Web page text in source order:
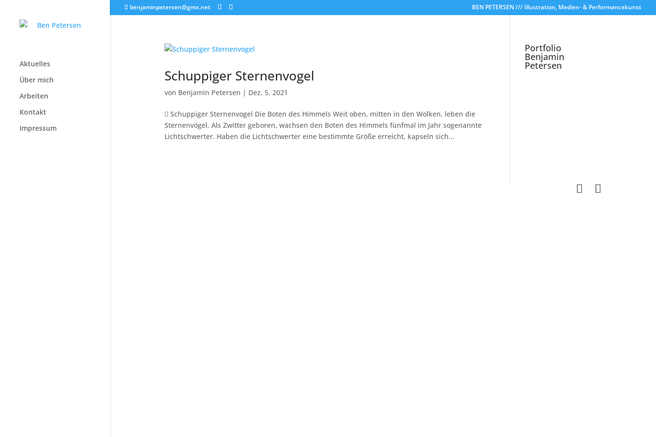
benjaminpetersen@gmx.net BEN PETERSEN /// Illustration, Medien- & Performancekunst
Aktuelles
Über mich
Arbeiten
Kontakt
Impressum
Schuppiger Sternenvogel
von Benjamin Petersen | Dez. 5, 2021
 Schuppiger Sternenvogel Die Boten des Himmels Weit oben, mitten in den Wolken, leben die
Sternenvögel. Als Zwitter geboren, wachsen den Boten des Himmels fünfmal im Jahr sogenannte
Lichtschwerter. Haben die Lichtschwerter eine bestimmte Größe erreicht, kapseln sich...
Portfolio
Benjamin
Petersen